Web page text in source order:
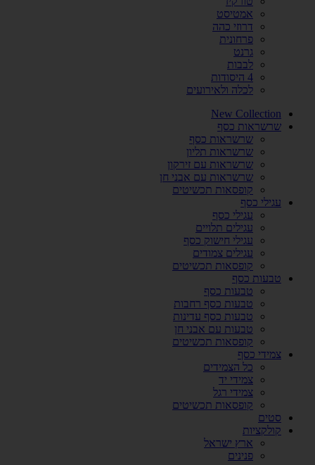
אמטיסט
דרוזי כהה
פרחונית
גרנט
לבבות
4 היסודות
לכלה ולאירועים
New Collection
שרשראות כסף
שרשראות כסף
שרשראות תליון
שרשראות עם זירקון
שרשראות עם אבני חן
קופסאות תכשיטים
עגילי כסף
עגילי כסף
עגילים תלויים
עגילי חישוק כסף
עגילים צמודים
קופסאות תכשיטים
טבעות כסף
טבעות כסף
טבעות כסף רחבות
טבעות כסף עדינות
טבעות עם אבני חן
קופסאות תכשיטים
צמידי כסף
כל הצמידים
צמידי יד
צמידי רגל
קופסאות תכשיטים
סטים
קולקציות
ארץ ישראל
פנינים